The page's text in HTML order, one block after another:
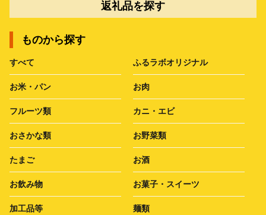
返礼品を探す
ものから探す
すべて ふるラボオリジナル
お米・パン お肉
フルーツ類 カニ・エビ
おさかな類 お野菜類
たまご お酒
お飲み物 お菓子・スイーツ
加工品等 麺類